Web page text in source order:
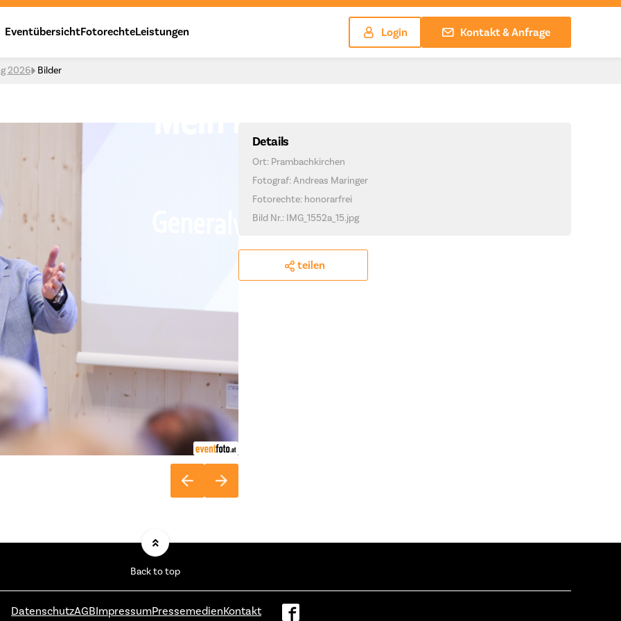
EventübersichtFotorechteLeistungen Login Kontakt & Anfrage
2026 Bilder
Details
Ort: Prambachkirchen
Fotograf: Andreas Maringer
Fotorechte: honorarfrei
Bild Nr.: IMG_1552a_15.jpg
teilen
Back to top
DatenschutzAGBImpressumPressemedienKontakt